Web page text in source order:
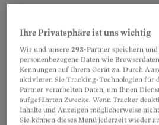
Partnerinhalte
Ihre Privatsphäre ist uns wichtig
Wir und unsere293-Partner speichern
personenbezogene Daten wie
Kennungen auf Ihrem Gerät zu. Durch
aktivieren Sie Tracking-Technologien für
Partner verarbeiten Daten, um Ihnen
aufgeführten Zwecke. Wenn Tracker
Inhalte und Anzeigen möglicherweise
Sie können dieses Menü jederzeit wieder